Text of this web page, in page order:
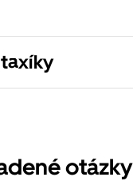
otázky